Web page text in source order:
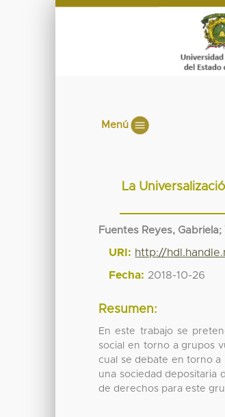
Menú
La
Fuentes Reyes, Gabriela;
URI: http://
Fecha: 2018-10-26
Resumen:
En este trabajo se
social en torno a grupos
cual se debate en torno a
una sociedad depositaria
de derechos para este